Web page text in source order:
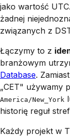
jako wartość
żadnej
związanych z
Łączymy to z
branżowym
Database.
„CET" używamy
America/New_York
historię reguł
Każdy projekt w